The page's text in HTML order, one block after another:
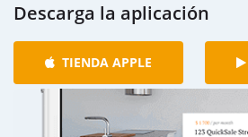
Descarga la aplicación
TIENDA APPLE